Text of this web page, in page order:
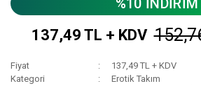
%10 İNDİRİM
137,49 TL + KDV
Fiyat
137,49 TL + KDV
Kategori
Erotik Takım